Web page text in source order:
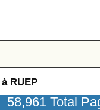
RUEP
58,961 Total